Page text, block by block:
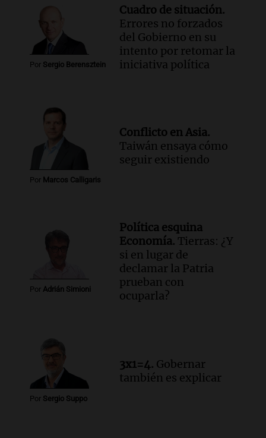
Siempre Juntos Rosario
Episodios
Audio.Se divorciaron y la Justicia
ordenó que ella le pague una renta por
vivir en la casa familiar
Por Sergio Berensztein
Cuadro de situación.
Errores no forzados
del Gobierno en su
intento por retomar la
iniciativa política
Por Marcos Calligaris
Conflicto en Asia.
Taiwán ensaya cómo
seguir existiendo
Por Adrián Simioni
Política esquina
Economía. Tierras: ¿Y
si en lugar de
declamar la Patria
prueban con
ocuparla?
Por Sergio Suppo
3x1=4. Gobernar
también es explicar